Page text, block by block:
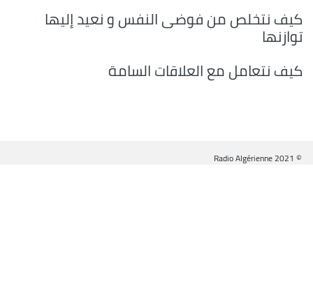
كيف نتخلص من فوضى النفس و نعيد إليها
توازنها
كيف نتعامل مع العلاقات السامة
© Radio Algérienne 2021